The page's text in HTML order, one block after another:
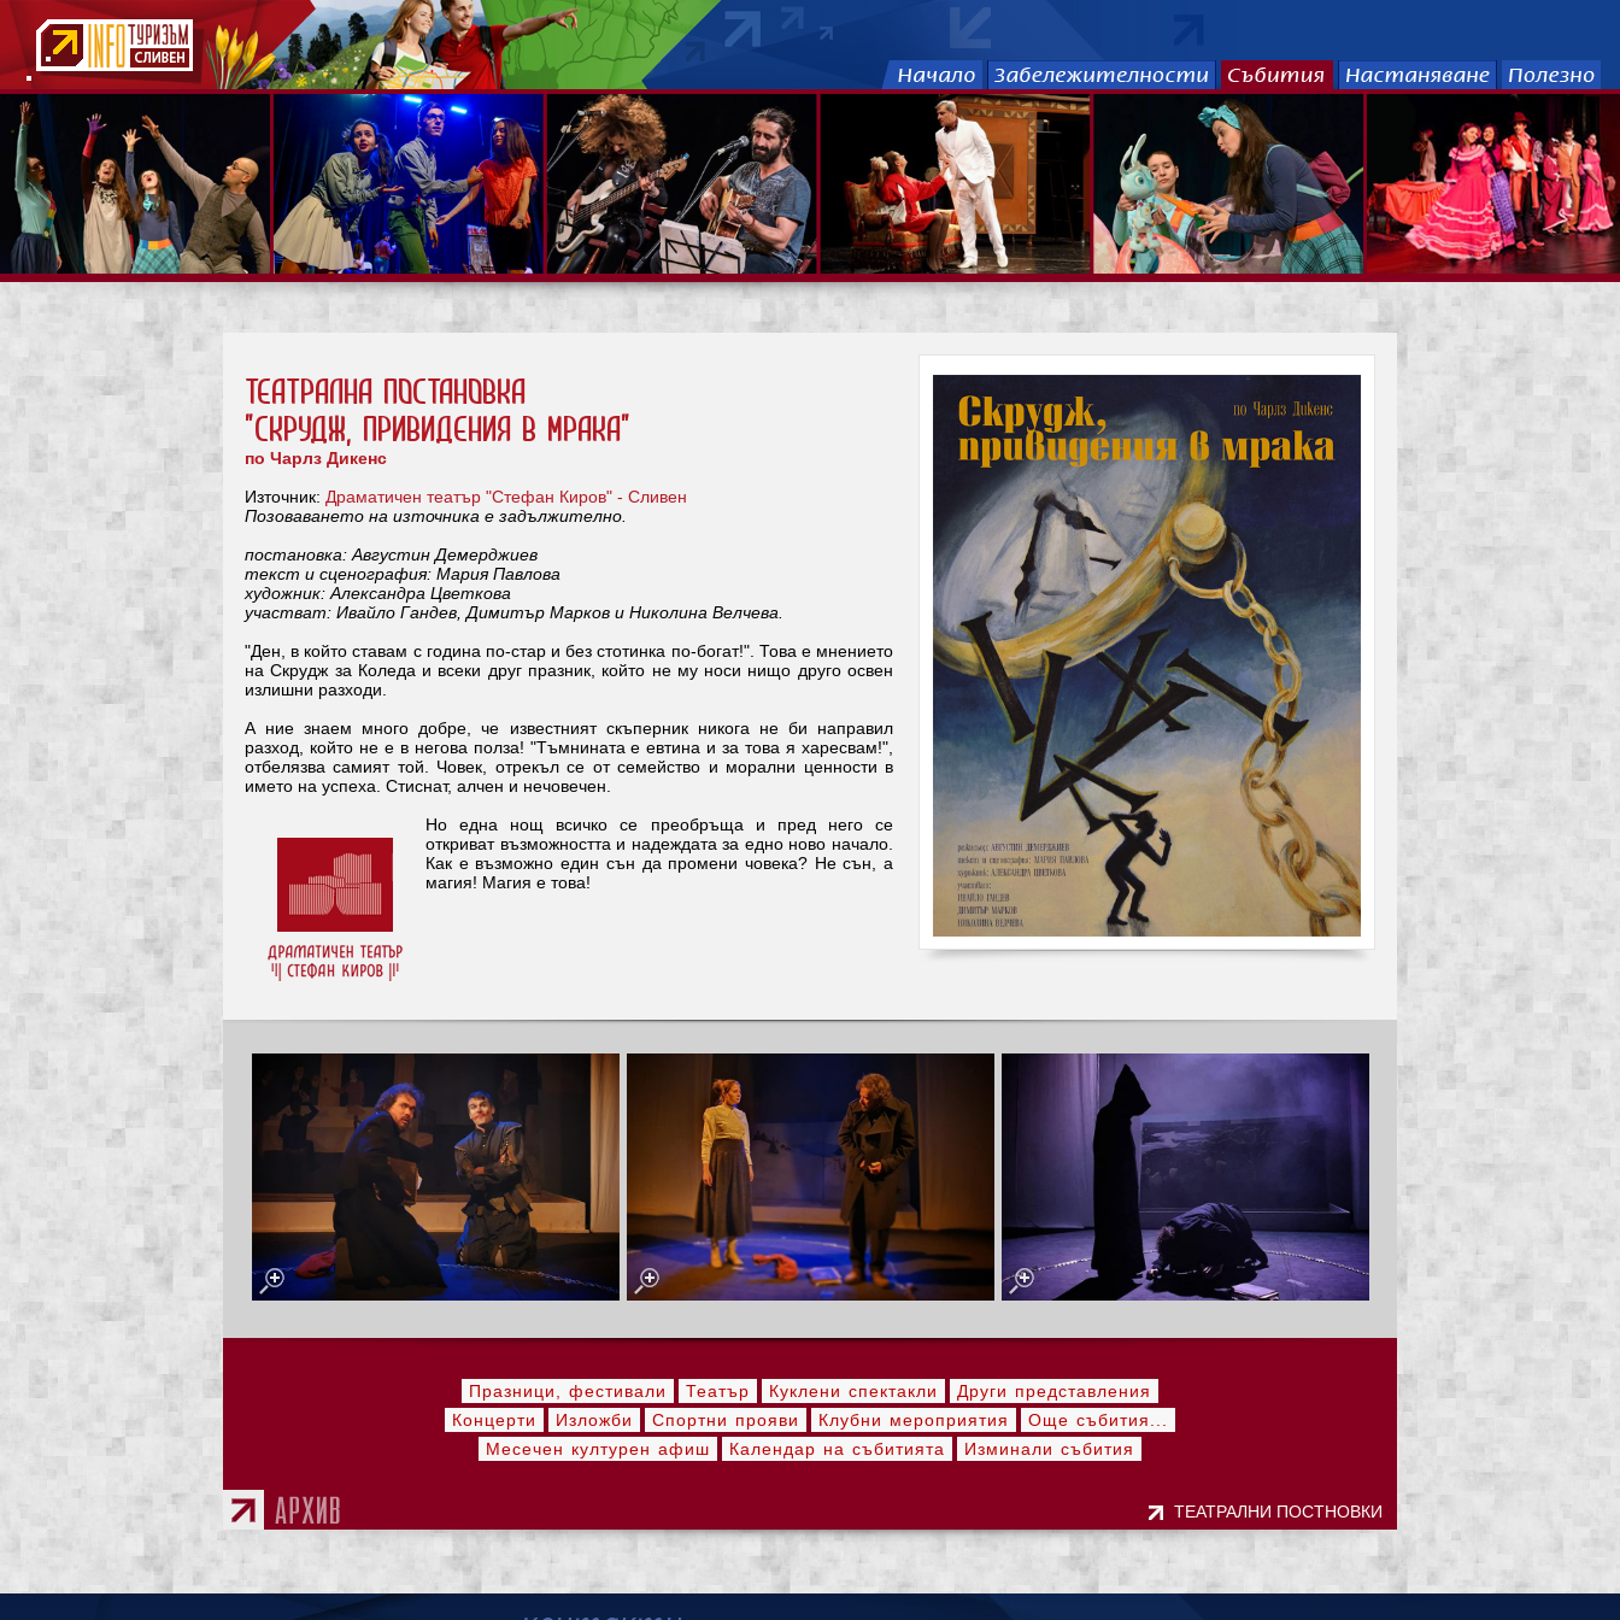
Театрална постановка
"Скрудж, привидения в мрака"
по Чарлз Дикенс
Източник: Драматичен театър "Стефан Киров" - Сливен
Позоваването на източника е задължително.
постановка: Августин Демерджиев
текст и сценография: Мария Павлова
художник: Александра Цветкова
участват: Ивайло Гандев, Димитър Марков и Николина Велчева.
"Ден, в който ставам с година по-стар и без стотинка по-богат!". Това е мнението
на Скрудж за Коледа и всеки друг празник, който не му носи нищо друго освен
излишни разходи.
А ние знаем много добре, че известният скъперник никога не би направил
разход, който не е в негова полза! "Тъмнината е евтина и за това я харесвам!",
отбелязва самият той. Човек, отрекъл се от семейство и морални ценности в
името на успеха. Стиснат, алчен и нечовечен.
Но една нощ всичко се преобръща и пред него се
откриват възможността и надеждата за едно ново начало.
Как е възможно един сън да промени човека? Не сън, а
магия! Магия е това!
Празници, фестивали Театър Куклени спектакли
Други представления
Концерти
Изложби Спортни прояви Клубни мероприятия
Още събития...
Месечен културен афиш
Календар на събитията Изминали събития
ТЕАТРАЛНИ ПОСТНОВКИ